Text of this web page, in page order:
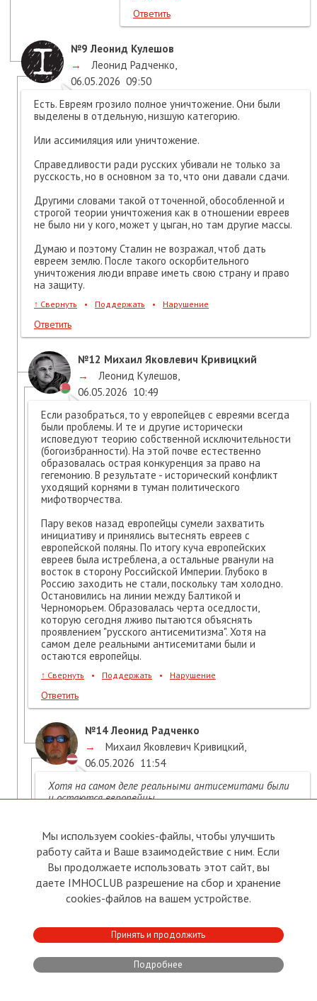
Ответить
№9 Леонид Кулешов
→
Леонид Радченко,
06.05.2026 09:50
Есть. Евреям грозило полное уничтожение. Они были
выделены в отдельную, низшую категорию.
Или ассимиляция или уничтожение.
Справедливости ради русских убивали не только за
русскость, но в основном за то, что они давали сдачи.
Другими словами такой отточенной, обособленной и
строгой теории уничтожения как в отношении евреев
не было ни у кого, может у цыган, но там другие массы.
Думаю и поэтому Сталин не возражал, чтоб дать
евреем землю. После такого оскорбительного
уничтожения люди вправе иметь свою страну и право
на защиту.
↑ Свернуть • Поддержать • Нарушение
Ответить
№12 Михаил Яковлевич Кривицкий
→
Леонид Кулешов,
06.05.2026 10:49
Если разобраться, то у европейцев с евреями всегда
были проблемы. И те и другие исторически
исповедуют теорию собственной исключительности
(богоизбранности). На этой почве естественно
образовалась острая конкуренция за право на
гегемонию. В результате - исторический конфликт
уходящий корнями в туман политического
мифотворчества.
Пару веков назад европейцы сумели захватить
инициативу и принялись вытеснять евреев с
европейской поляны. По итогу куча европейских
евреев была истреблена, а остальные рванули на
восток в сторону Российской Империи. Глубоко в
Россию заходить не стали, поскольку там холодно.
Остановились на линии между Балтикой и
Черноморьем. Образовалась черта оседлости,
которую сегодня лживо пытаются объяснять
проявлением "русского антисемитизма". Хотя на
самом деле реальными антисемитами были и
остаются европейцы.
↑ Свернуть • Поддержать • Нарушение
Ответить
№14Леонид Радченко
→
Михаил Яковлевич Кривицкий,
06.05.2026 11:54
Хотя на самом деле реальными антисемитами были
и остаются европейцы.
побирушек негритянской расы? Потому что
европейцы неграм не подают. Несмотря на всю
показную толерантность и политкорректность.
Свернуть • Поддержать Нарушение
Ответить
№17Михаил Яковлевич Кривицкий
06.05.2026 12:14
Мы используем cookies-файлы, чтобы улучшить
работу сайта и Ваше взаимодействие с ним. Если
Вы продолжаете использовать этот сайт, вы
даете IMHOCLUB разрешение на сбор и хранение
cookies-файлов на вашем устройстве.
Принять и продолжить
Подробнее